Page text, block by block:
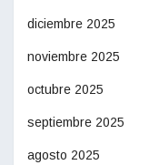
diciembre 2025
noviembre 2025
octubre 2025
septiembre 2025
agosto 2025